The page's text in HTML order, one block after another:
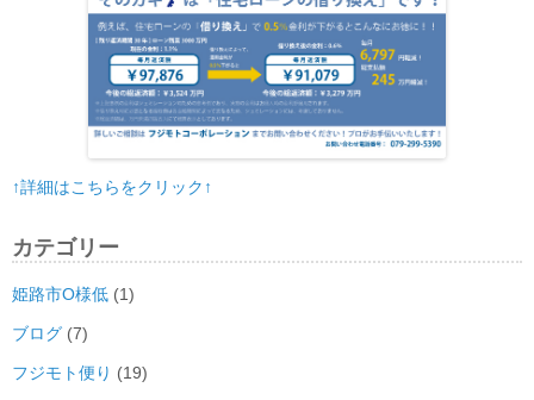
↑詳細はこちらをクリック↑
カテゴリー
姫路市O様低 (1)
ブログ (7)
フジモト便り (19)